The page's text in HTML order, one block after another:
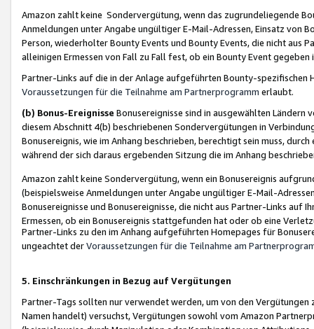
Amazon zahlt keine Sondervergütung, wenn das zugrundeliegende
Anmeldungen unter Angabe ungültiger E-Mail-Adressen, Einsatz von
Person, wiederholter Bounty Events und Bounty Events, die nicht
alleinigen Ermessen von Fall zu Fall fest, ob ein Bounty Event
Partner-Links auf die in der Anlage aufgeführten Bounty-spezifischen
Voraussetzungen für die Teilnahme am Partnerprogramm erlaubt.
(b) Bonus-Ereignisse Bonusereignisse sind in ausgewählten Ländern
diesem Abschnitt 4(b) beschriebenen Sondervergütungen in
Bonusereignis, wie im Anhang beschrieben, berechtigt sein muss,
während der sich daraus ergebenden Sitzung die im Anhang
Amazon zahlt keine Sondervergütung, wenn ein Bonusereignis
(beispielsweise Anmeldungen unter Angabe ungültiger E-Mail-
Bonusereignisse und Bonusereignisse, die nicht aus Partner-Links auf
Ermessen, ob ein Bonusereignis stattgefunden hat oder ob eine
Partner-Links zu den im Anhang aufgeführten Homepages für
ungeachtet derVoraussetzungen für die Teilnahme am
5. Einschränkungen in Bezug auf Vergütungen
Partner-Tags sollten nur verwendet werden, um von den
Namen handelt) versuchst, Vergütungen sowohl vom Amazon